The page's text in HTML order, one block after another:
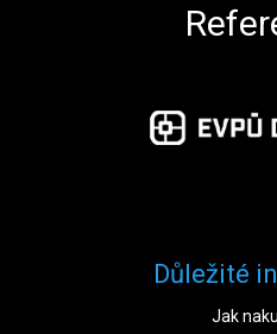
Důležité
Jak